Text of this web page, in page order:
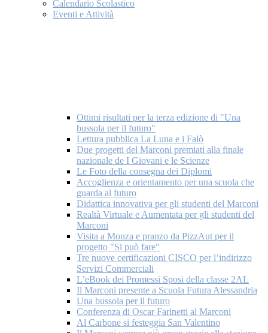
Calendario Scolastico
Eventi e Attività
Ottimi risultati per la terza edizione di "Una
bussola per il futuro"
Lettura pubblica La Luna e i Falò
Due progetti del Marconi premiati alla finale
nazionale de I Giovani e le Scienze
Le Foto della consegna dei Diplomi
Accoglienza e orientamento per una scuola che
guarda al futuro
Didattica innovativa per gli studenti del Marconi
Realtà Virtuale e Aumentata per gli studenti del
Marconi
Visita a Monza e pranzo da PizzAut per il
progetto "Si può fare"
Tre nuove certificazioni CISCO per l’indirizzo
Servizi Commerciali
L’eBook dei Promessi Sposi della classe 2AL
Il Marconi presente a Scuola Futura Alessandria
Una bussola per il futuro
Conferenza di Oscar Farinetti al Marconi
Al Carbone si festeggia San Valentino